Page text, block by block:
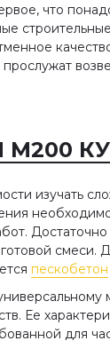
что
прослужат
М200
изучать
Достаточно
смеси.
пескобетон
Ее
для